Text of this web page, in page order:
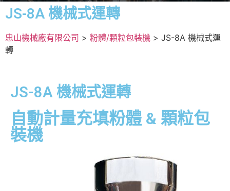
JS-8A 機械式運轉
忠山機械廠有限公司 > 粉體/顆粒包裝機 > JS-8A 機械式運
轉
JS-8A 機械式運轉
自動計量充填粉體 & 顆粒包
裝機